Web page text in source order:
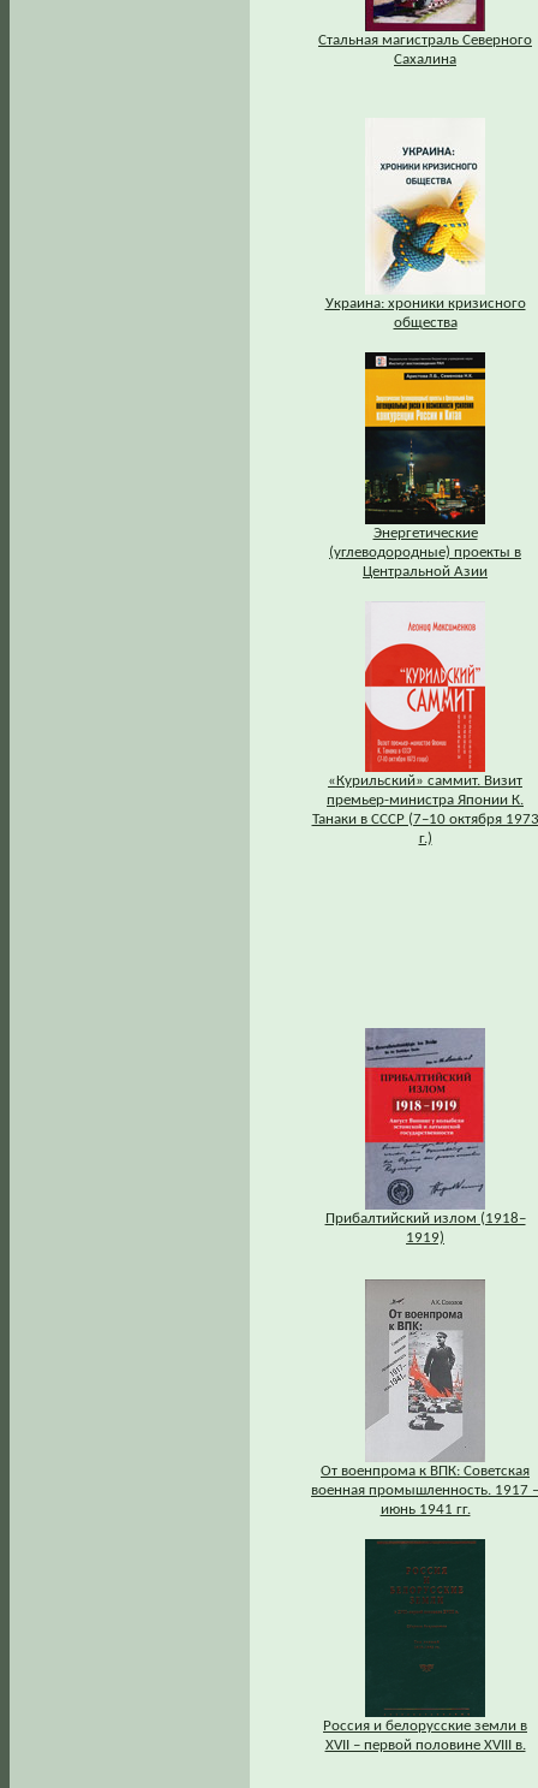
Стальная магистраль Северного
Сахалина
Украина: хроники кризисного
общества
Энергетические
(углеводородные) проекты в
Центральной Азии
«Курильский» саммит. Визит
премьер-министра Японии К.
Танаки в СССР (7–10 октября 1973
г.)
Прибалтийский излом (1918–
1919)
От военпрома к ВПК: Советская
военная промышленность. 1917 –
июнь 1941 гг.
Россия и белорусские земли в
XVII – первой половине XVIII в.